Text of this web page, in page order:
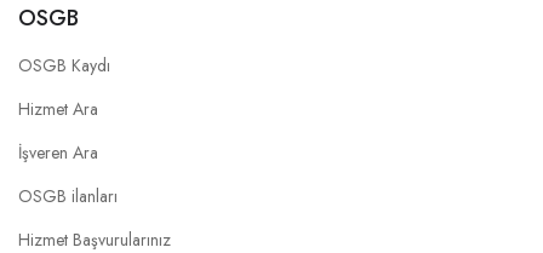
OSGB
OSGB Kaydı
Hizmet Ara
İşveren Ara
OSGB ilanları
Hizmet Başvurularınız